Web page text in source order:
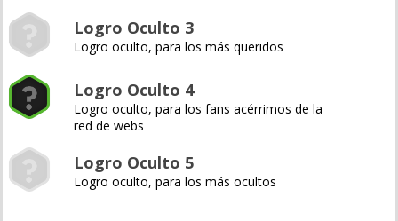
Logro Oculto 3
Logro oculto, para los más queridos
Logro Oculto 4
Logro oculto, para los fans acérrimos de la
red de webs
Logro Oculto 5
Logro oculto, para los más ocultos